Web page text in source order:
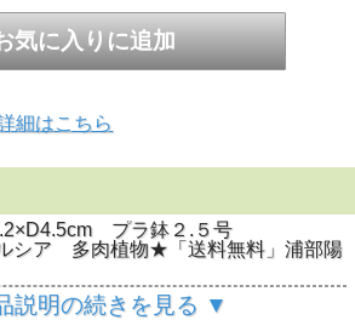
細はこちら
プラ鉢２.５号
ア 多肉植物★「送料無料」浦部陽
説明の続きを見る ▼